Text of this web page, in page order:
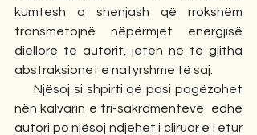
kumtesh a shenjash që rrokshëm
transmetojnë nëpërmjet energjisë
diellore të autorit, jetën në të gjitha
abstraksionet e natyrshme të saj.
nën kalvarin e tri-sakramenteve  edhe
autori po njësoj ndjehet i cliruar e i etur